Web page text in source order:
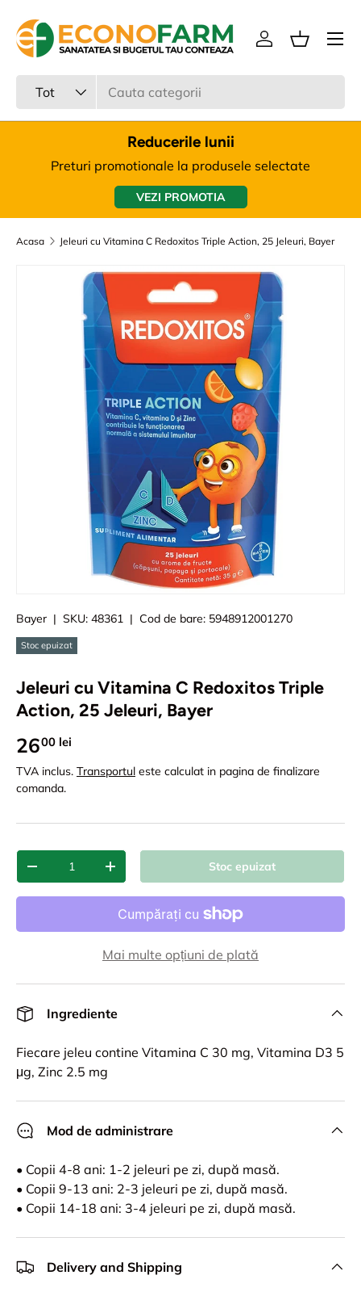
Sari la continut
Tot
Intra in cont
Cos
Meniu
Reducerile lunii
Preturi promotionale la produsele selectate
VEZI PROMOTIA
Acasa Jeleuri cu Vitamina C Redoxitos Triple Action, 25 Jeleuri, Bayer
Bayer | SKU: 48361 | Cod de bare: 5948912001270
Stoc epuizat
Jeleuri cu Vitamina C Redoxitos Triple
Action, 25 Jeleuri, Bayer
2600 lei
TVA inclus. Transportul este calculat in pagina de finalizare
comanda.
Cant.
-
+ Stoc epuizat
Mai multe opțiuni de plată
Ingrediente
Fiecare jeleu contine Vitamina C 30 mg, Vitamina D3 5
μg, Zinc 2.5 mg
Mod de administrare
• Copii 4-8 ani: 1-2 jeleuri pe zi, după masă.
• Copii 9-13 ani: 2-3 jeleuri pe zi, după masă.
• Copii 14-18 ani: 3-4 jeleuri pe zi, după masă.
Delivery and Shipping